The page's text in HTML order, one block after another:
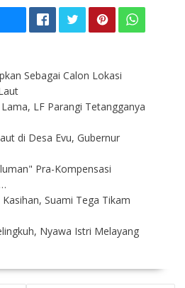
Sebagai Calon Lokasi
LF Parangi Tetangganya
di Desa Evu, Gubernur
Pra-Kompensasi
Suami Tega Tikam
Nyawa Istri Melayang